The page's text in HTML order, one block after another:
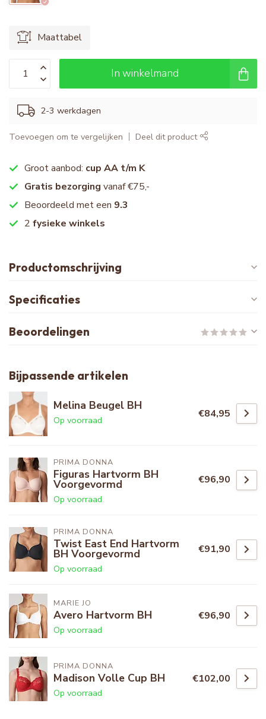
Maattabel
In winkelmand
2-3 werkdagen
Toevoegen om te vergelijken Deel dit product
Groot aanbod: cup AA t/m K
Gratis bezorging vanaf €75,-
Beoordeeld met een 9.3
2 fysieke winkels
Productomschrijving
Specificaties
Beoordelingen
Bijpassende artikelen
Melina Beugel BH
Op voorraad
€84,95
PRIMA DONNA
Figuras Hartvorm BH
Voorgevormd
Op voorraad
€96,90
PRIMA DONNA
Twist East End Hartvorm
BH Voorgevormd
Op voorraad
€91,90
MARIE JO
Avero Hartvorm BH
Op voorraad
€96,90
PRIMA DONNA
Madison Volle Cup BH
Op voorraad
€102,00